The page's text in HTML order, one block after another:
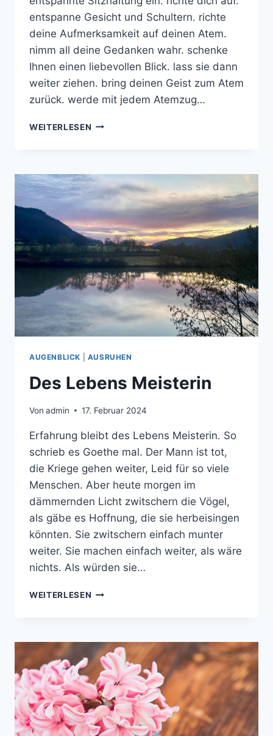
entspanne Gesicht und Schultern. richte
deine Aufmerksamkeit auf deinen Atem.
nimm all deine Gedanken wahr. schenke
Ihnen einen liebevollen Blick. lass sie dann
weiter ziehen. bring deinen Geist zum Atem
zurück. werde mit jedem Atemzug…
WEITERLESEN FRÜHLINGSMEDITATION
AUGENBLICK AUSRUHEN
Des Lebens Meisterin
Von admin 17. Februar 2024
Erfahrung bleibt des Lebens Meisterin. So
schrieb es Goethe mal. Der Mann ist tot,
die Kriege gehen weiter, Leid für so viele
Menschen. Aber heute morgen im
dämmernden Licht zwitschern die Vögel,
als gäbe es Hoffnung, die sie herbeisingen
könnten. Sie zwitschern einfach munter
weiter. Sie machen einfach weiter, als wäre
nichts. Als würden sie…
WEITERLESEN DES